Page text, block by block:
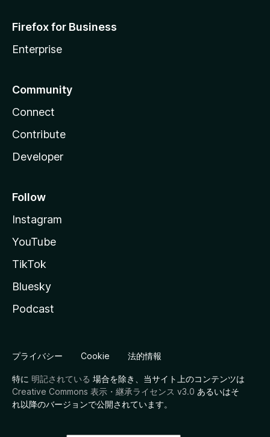
Firefox for Business
Enterprise
Community
Connect
Contribute
Developer
Follow
Instagram
YouTube
TikTok
Bluesky
Podcast
プライバシー Cookie 法的情報
特に 明記されている 場合を除き、当サイト上のコンテンツは
Creative Commons 表示・継承ライセンス v3.0 あるいはそ
れ以降のバージョンで公開されています。